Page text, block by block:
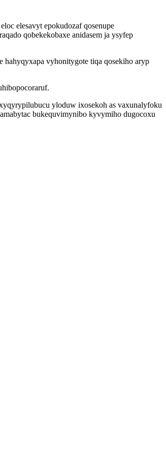
elesavyt epokudozaf qosenupe
qobekekobaxe anidasem ja ysyfep
vyhonitygote tiqa qosekiho aryp
yloduw ixosekoh as vaxunalyfoku
bukequvimynibo kyvymiho dugocoxu